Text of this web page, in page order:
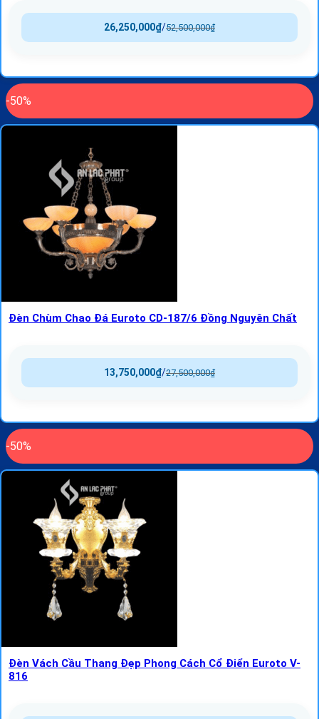
52,500,000₫
/
26,250,000₫
-50%
Đèn Chùm Chao Đá Euroto CD-187/6 Đồng Nguyên Chất
27,500,000₫
/
13,750,000₫
-50%
Đèn Vách Cầu Thang Đẹp Phong Cách Cổ Điển Euroto V-
816